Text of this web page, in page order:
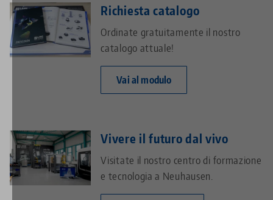
Richiesta catalogo
Ordinate gratuitamente il nostro
catalogo attuale!
Vai al modulo
Vivere il futuro dal vivo
Visitate il nostro centro di formazione
e tecnologia a Neuhausen.